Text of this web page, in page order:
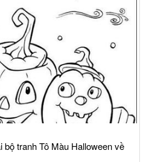
bộ tranh Tô Màu Halloween về